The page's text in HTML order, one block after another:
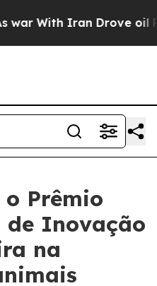
Iran Drove oil
o Prêmio
Inovação
na